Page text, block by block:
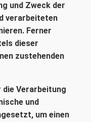
und Zweck der
verarbeiteten
Ferner
dieser
zustehenden
die Verarbeitung
und
um einen